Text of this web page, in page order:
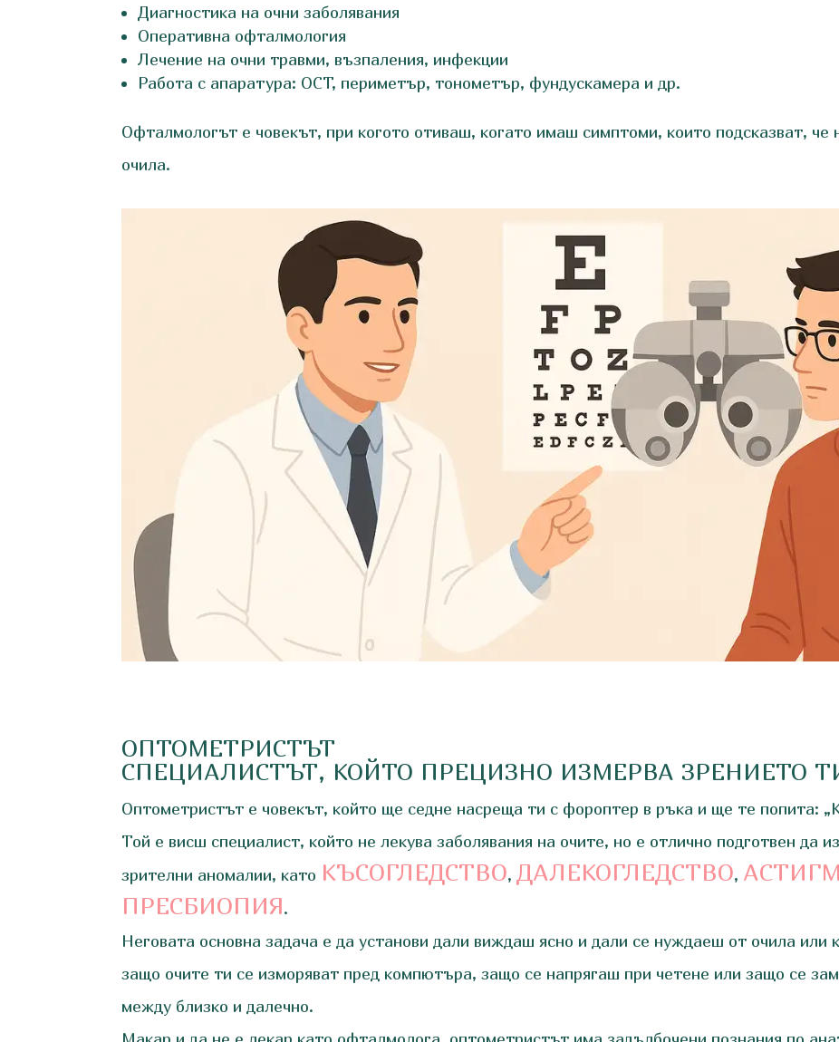
Диагностика на очни заболявания
Оперативна офталмология
Лечение на очни травми, възпаления, инфекции
Работа с апаратура: OCT, периметър, тонометър, фундускамера и др.
Офталмологът е човекът, при когото отиваш, когато имаш симптоми, които подсказват, че
очила.
ОПТОМЕТРИСТЪТ
СПЕЦИАЛИСТЪТ, КОЙТО ПРЕЦИЗНО ИЗМЕРВА ЗРЕНИЕТО
Оптометристът е човекът, който ще седне насреща ти с фороптер в ръка и ще те попита:
Той е висш специалист, който не лекува заболявания на очите, но е отлично подготвен да
зрителни аномалии, като КЪСОГЛЕДСТВО,ДАЛЕКОГЛЕДСТВО,
ПРЕСБИОПИЯ.
Неговата основна задача е да установи дали виждаш ясно и дали се нуждаеш от очила
защо очите ти се изморяват пред компютъра, защо се напрягаш при четене или защо се
между близко и далечно.